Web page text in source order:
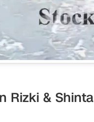
Rizki &